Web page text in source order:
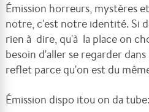
Émission horreurs, mystères
notre, c'est notre identité. Si
rien à dire, qu'à la place on
besoin d'aller se regarder
reflet parce qu'on est du
Émission dispo itou on da tube: